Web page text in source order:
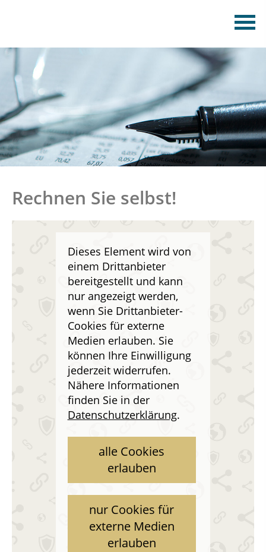
Rechnen Sie selbst!
Dieses Element wird von
einem Drittanbieter
bereitgestellt und kann
nur angezeigt werden,
wenn Sie Drittanbieter-
Cookies für externe
Medien erlauben. Sie
können Ihre Einwilligung
jederzeit widerrufen.
Nähere Informationen
finden Sie in der
Datenschutzerklärung.
alle Cookies
erlauben
nur Cookies für
externe Medien
erlauben